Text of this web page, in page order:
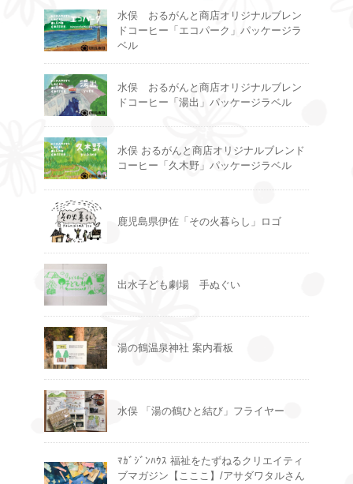
水俣 おるがんと商店オリジナルブレン
ドコーヒー「エコパーク」パッケージラ
ベル
水俣 おるがんと商店オリジナルブレン
ドコーヒー「湯出」パッケージラベル
水俣 おるがんと商店オリジナルブレンド
コーヒー「久木野」パッケージラベル
鹿児島県伊佐「その火暮らし」ロゴ
出水子ども劇場 手ぬぐい
湯の鶴温泉神社 案内看板
水俣 「湯の鶴ひと結び」フライヤー
ﾏｶﾞｼﾞﾝﾊｳｽ 福祉をたずねるクリエイティ
ブマガジン【こここ】/アサダワタルさん